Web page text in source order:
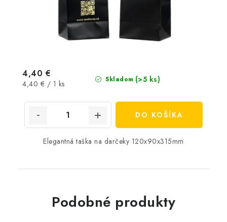
Skladom (>5 ks)
4,40 €
Jednotková
4,40 € / 1 ks
DO KOŠÍKA
Elegantná taška na darčeky 120x90x315mm
Podobné produkty